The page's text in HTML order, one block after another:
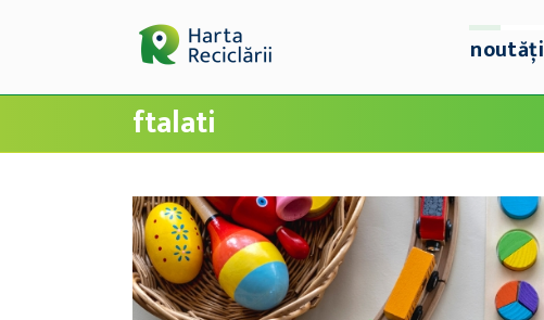
noutăți
ftalati